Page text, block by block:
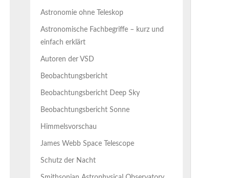
Astronomie ohne Teleskop
Astronomische Fachbegriffe – kurz und
einfach erklärt
Autoren der VSD
Beobachtungsbericht
Beobachtungsbericht Deep Sky
Beobachtungsbericht Sonne
Himmelsvorschau
James Webb Space Telescope
Schutz der Nacht